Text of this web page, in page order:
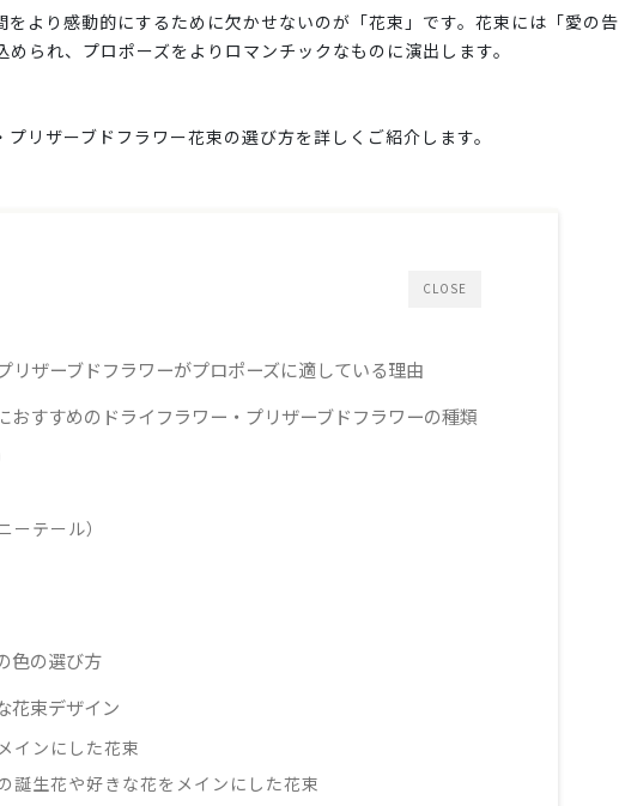
より感動的にするために欠かせないのが「花束」です。花束には「愛の告
られ、プロポーズをよりロマンチックなものに演出します。
リザーブドフラワー花束の選び方を詳しくご紹介します。
CLOSE
リザーブドフラワーがプロポーズに適している理由
おすすめのドライフラワー・プリザーブドフラワーの種類
ーテール）
色の選び方
花束デザイン
インにした花束
誕生花や好きな花をメインにした花束